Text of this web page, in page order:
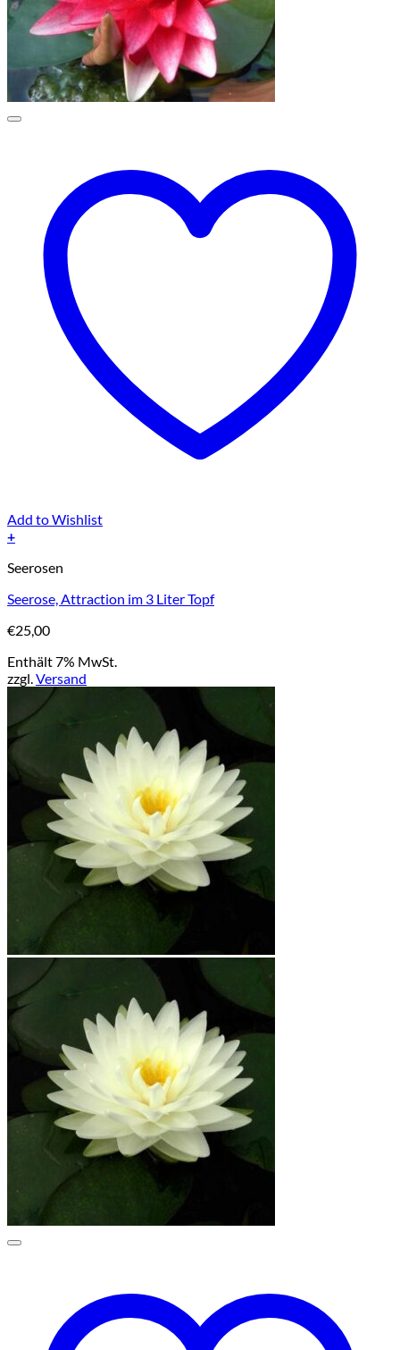
Add to Wishlist
+
Seerosen
Seerose, Attraction im 3 Liter Topf
€25,00
Enthält 7% MwSt.
zzgl.Versand